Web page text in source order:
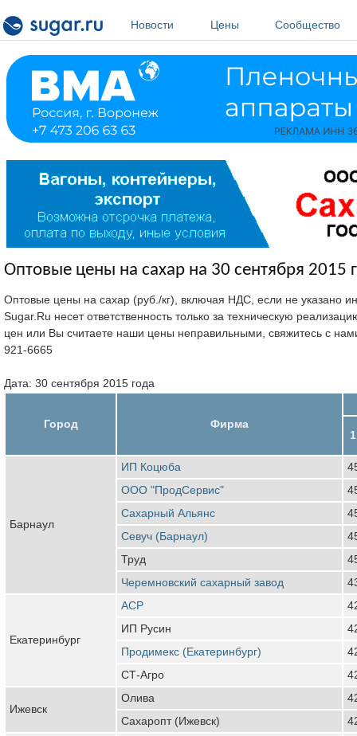
Новости
Цены Сообщество
Оптовые цены на сахар на 30 сентября 2015
Оптовые цены на сахар (руб./кг), включая НДС, если не указано
Sugar.Ru несет ответственность только за техническую
цен или Вы считаете наши цены неправильными, свяжитесь с
921-6665
Дата: 30 сентября 2015 года
Город
Фирма
Барнаул
ИП Коцюба
ООО "ПродСервис"
Сахарный Альянс
Севуч (Барнаул)
Труд
Черемновский сахарный завод
Екатеринбург
АСР
ИП Русин
Продимекс (Екатеринбург)
СТ-Агро
Ижевск
Олива
Сахаропт (Ижевск)